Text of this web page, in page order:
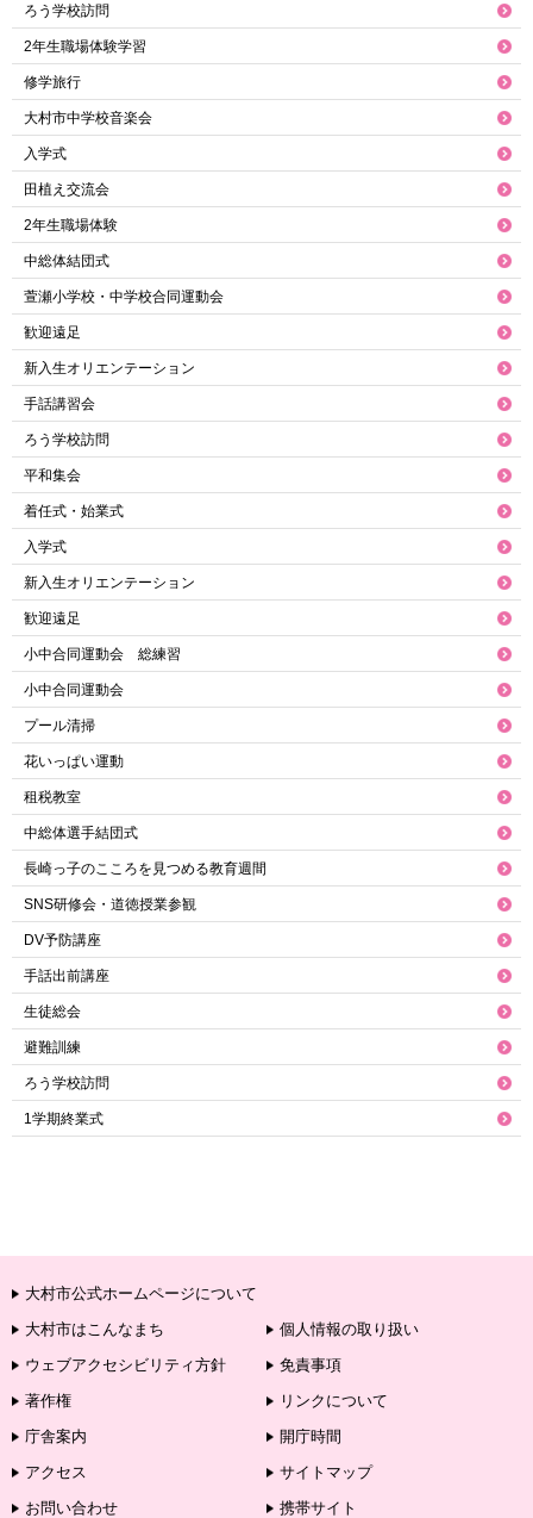
ろう学校訪問
2年生職場体験学習
修学旅行
大村市中学校音楽会
入学式
田植え交流会
2年生職場体験
中総体結団式
萱瀬小学校・中学校合同運動会
歓迎遠足
新入生オリエンテーション
手話講習会
ろう学校訪問
平和集会
着任式・始業式
入学式
新入生オリエンテーション
歓迎遠足
小中合同運動会 総練習
小中合同運動会
プール清掃
花いっぱい運動
租税教室
中総体選手結団式
長崎っ子のこころを見つめる教育週間
SNS研修会・道徳授業参観
DV予防講座
手話出前講座
生徒総会
避難訓練
ろう学校訪問
1学期終業式
大村市公式ホームページについて
大村市はこんなまち
個人情報の取り扱い
ウェブアクセシビリティ方針
免責事項
著作権
リンクについて
庁舎案内
開庁時間
アクセス
サイトマップ
お問い合わせ
携帯サイト